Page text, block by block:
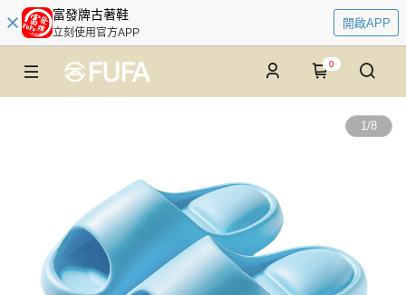
富發牌古著鞋
立刻使用官方APP
開啟APP
0
1/8